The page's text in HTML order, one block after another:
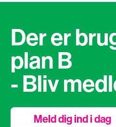
Der er
plan B
- Bliv
Meld dig ind i dag